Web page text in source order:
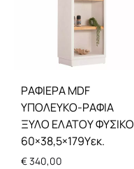
ΡΑΦΙΕΡΑ MDF
ΥΠΟΛΕΥΚΟ-ΡΑΦΙΑ
ΞΥΛΟ ΕΛΑΤΟΥ ΦΥΣΙΚΟ
60×38,5×179Υεκ.
€340,00